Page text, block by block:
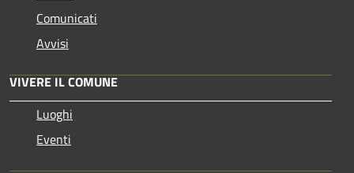
Comunicati
Avvisi
VIVERE IL COMUNE
Luoghi
Eventi